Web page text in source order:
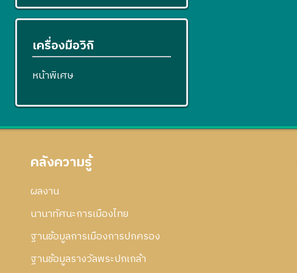
เครื่องมือวิกิ
หน้าพิเศษ
คลังความรู้
ผลงาน
นานาทัศนะการเมืองไทย
ฐานข้อมูลการเมืองการปกครอง
ฐานข้อมูลรางวัลพระปกเกล้า